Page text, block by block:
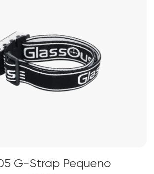
G-Strap Pequeno